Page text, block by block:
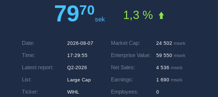
7970
sek 1,3 %
Date: 2026-08-07
Time: 17:29:55
Latest report: Q2-2026
List: Large Cap
Ticker: WIHL
Market Cap: 24 502 msek
Enterprise Value: 59 550 msek
Net Sales: 4 536 msek
Earnings: 1 690 msek
Employees: 0